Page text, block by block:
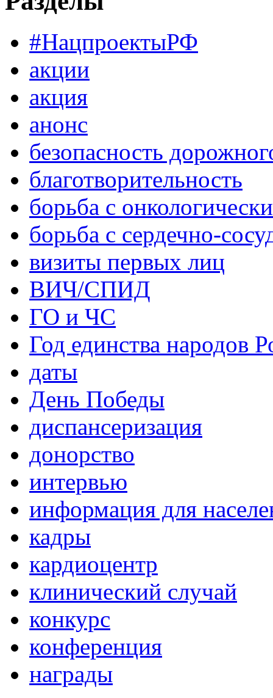
#НацпроектыРФ
акции
акция
анонс
безопасность
благотворительность
борьба с
борьба с сердечно-
визиты первых лиц
ВИЧ/СПИД
ГО и ЧС
Год единства народов
даты
День Победы
диспансеризация
донорство
интервью
информация для
кадры
кардиоцентр
клинический случай
конкурс
конференция
награды